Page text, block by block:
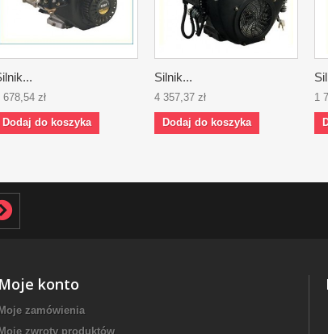
678,54 zł
Dodaj do koszyka
Silnik...
4 357,37 zł
Dodaj do koszyka
1
Moje konto
Moje zamówienia
Moje zwroty produktów